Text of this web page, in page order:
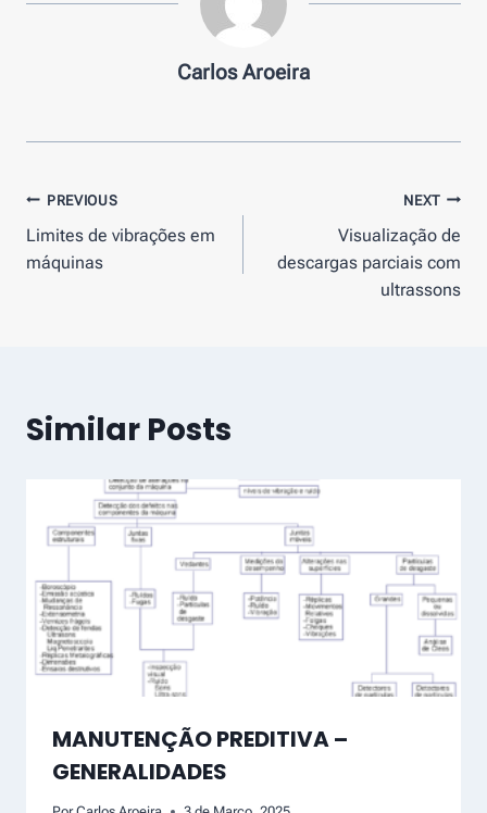
Carlos Aroeira
Navegação
de
PREVIOUS
Limites de vibrações em
máquinas
NEXT
Visualização de
descargas parciais com
ultrassons
Similar Posts
MANUTENÇÃO PREDITIVA –
GENERALIDADES